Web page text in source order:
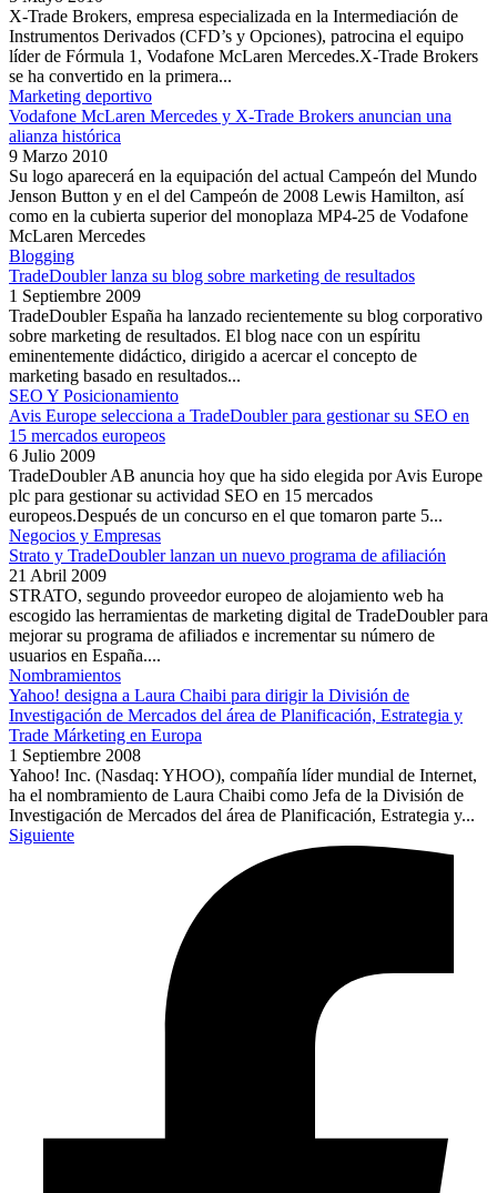
X-Trade Brokers, empresa especializada en la Intermediación de
Instrumentos Derivados (CFD’s y Opciones), patrocina el equipo
líder de Fórmula 1, Vodafone McLaren Mercedes.X-Trade Brokers
se ha convertido en la primera...
Marketing deportivo
Vodafone McLaren Mercedes y X-Trade Brokers anuncian una
alianza histórica
9 Marzo 2010
Su logo aparecerá en la equipación del actual Campeón del Mundo
Jenson Button y en el del Campeón de 2008 Lewis Hamilton, así
como en la cubierta superior del monoplaza MP4-25 de Vodafone
McLaren Mercedes
Blogging
TradeDoubler lanza su blog sobre marketing de resultados
1 Septiembre 2009
TradeDoubler España ha lanzado recientemente su blog corporativo
sobre marketing de resultados. El blog nace con un espíritu
eminentemente didáctico, dirigido a acercar el concepto de
marketing basado en resultados...
SEO Y Posicionamiento
Avis Europe selecciona a TradeDoubler para gestionar su SEO en
15 mercados europeos
6 Julio 2009
TradeDoubler AB anuncia hoy que ha sido elegida por Avis Europe
plc para gestionar su actividad SEO en 15 mercados
europeos.Después de un concurso en el que tomaron parte 5...
Negocios y Empresas
Strato y TradeDoubler lanzan un nuevo programa de afiliación
21 Abril 2009
STRATO, segundo proveedor europeo de alojamiento web ha
escogido las herramientas de marketing digital de TradeDoubler para
mejorar su programa de afiliados e incrementar su número de
usuarios en España....
Nombramientos
Yahoo! designa a Laura Chaibi para dirigir la División de
Investigación de Mercados del área de Planificación, Estrategia y
Trade Márketing en Europa
1 Septiembre 2008
Yahoo! Inc. (Nasdaq: YHOO), compañía líder mundial de Internet,
ha el nombramiento de Laura Chaibi como Jefa de la División de
Investigación de Mercados del área de Planificación, Estrategia y...
Siguiente